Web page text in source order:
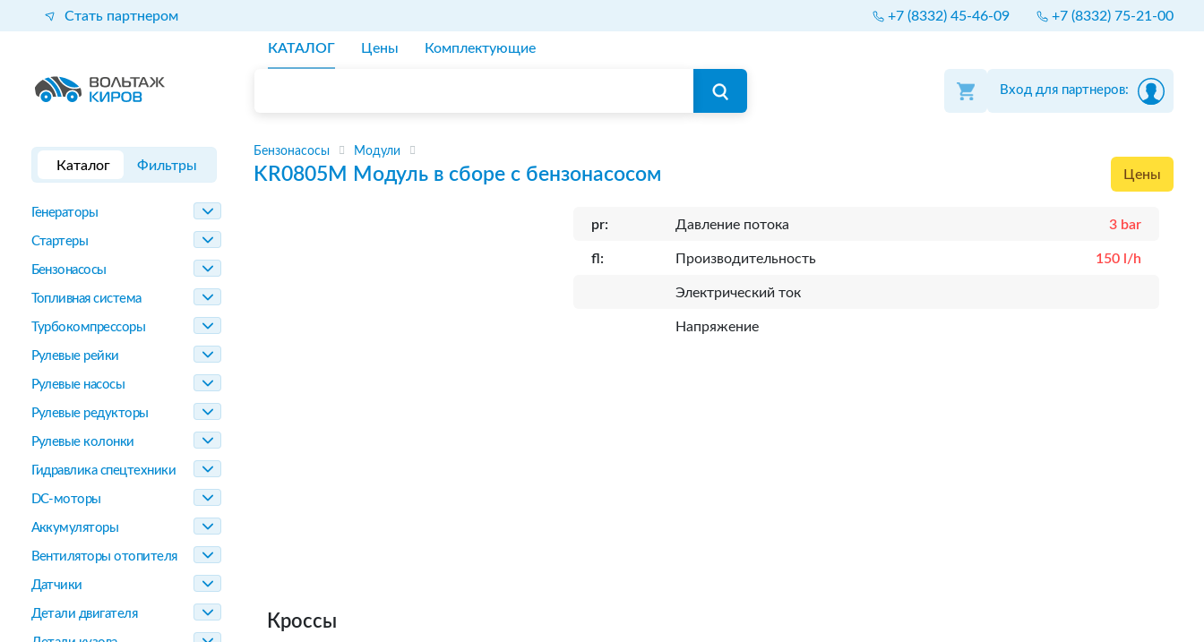
Стать партнером +7 (8332) 45-46-09 +7 (8332) 75-21-00
КАТАЛОГ Цены Комплектующие
Вход для партнеров:
Каталог Фильтры
Генераторы
Стартеры
Бензонасосы
Топливная система
Турбокомпрессоры
Рулевые рейки
Рулевые насосы
Рулевые редукторы
Рулевые колонки
Гидравлика спецтехники
DC-моторы
Аккумуляторы
Вентиляторы отопителя
Датчики
Детали двигателя
Бензонасосы Модули
KR0805M Модуль в сборе с бензонасосом Цены
pr: Давление потока 3 bar
fl: Производительность 150 l/h
Электрический ток
Напряжение
Кроссы